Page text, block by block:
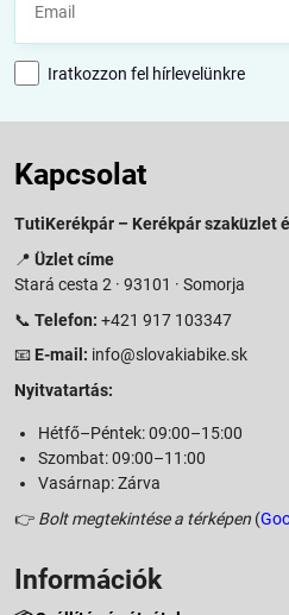
Iratkozzon fel hírlevelünkre
Kapcsolat
TutiKerékpár – Kerékpár szaküzlet
📍 Üzlet címe
Stará cesta 2 · 93101 · Somorja
📞 Telefon: +421 917 103347
📧 E-mail: info@slovakiabike.sk
Nyitvatartás:
Hétfő–Péntek: 09:00–15:00
Szombat: 09:00–11:00
Vasárnap: Zárva
👉 Bolt megtekintése a térképen (
Információk